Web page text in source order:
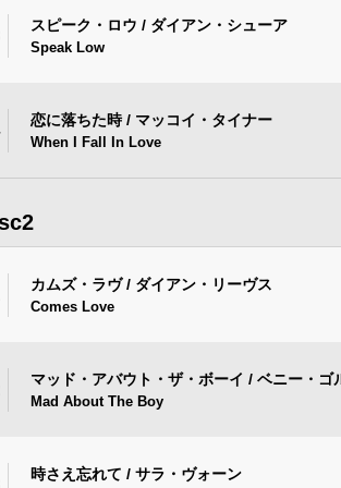
スピーク・ロウ / ダイアン・シューア
Speak Low
恋に落ちた時 / マッコイ・タイナー
When I Fall In Love
カムズ・ラヴ / ダイアン・リーヴス
Comes Love
マッド・アバウト・ザ・ボーイ / ベニー・ゴ
Mad About The Boy
時さえ忘れて / サラ・ヴォーン